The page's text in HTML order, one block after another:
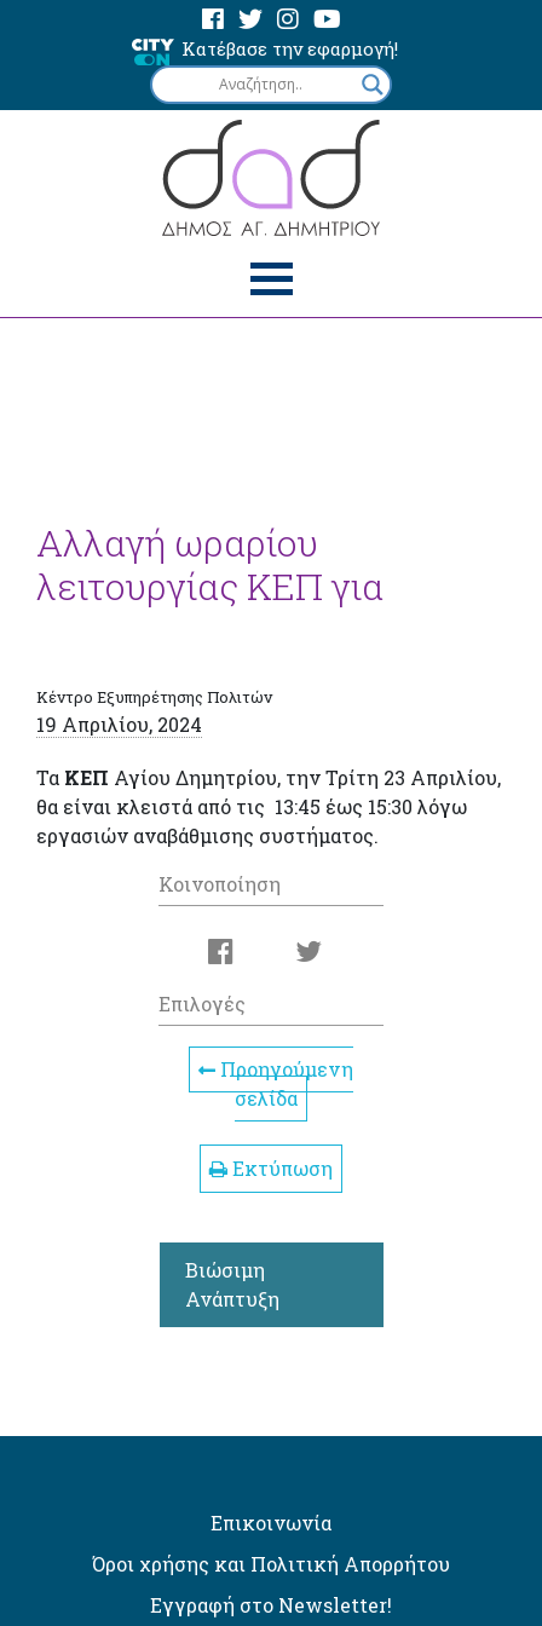
Κατέβασε την εφαρμογή!
Αλλαγή ωραρίου
λειτουργίας ΚΕΠ για
Κέντρο Εξυπηρέτησης Πολιτών
19 Απριλίου, 2024
Τα ΚΕΠ Αγίου Δημητρίου, την Τρίτη 23 Απριλίου,
θα είναι κλειστά από τις 13:45 έως 15:30 λόγω
εργασιών αναβάθμισης συστήματος.
Κοινοποίηση
Επιλογές
Προηγούμενη
σελίδα
Εκτύπωση
Βιώσιμη
Ανάπτυξη
Επικοινωνία
Όροι χρήσης και Πολιτική Απορρήτου
Εγγραφή στο Newsletter!